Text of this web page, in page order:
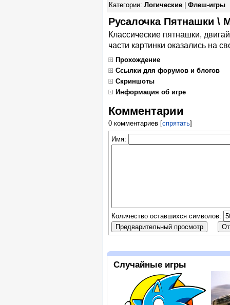
Категории: Логические| Флеш-игры
Русалочка Пятнашки \
Классические пятнашки,
части картинки оказались на
Прохождение
Ссылки для форумов и блогов
Скриншоты
Информация об игре
Комментарии
0 комментариев[спрятать]
Имя:
Количество оставшихся символов:
Случайные игры